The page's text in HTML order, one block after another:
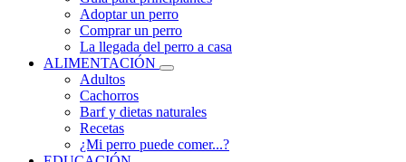
Adoptar un perro
Comprar un perro
La llegada del perro a casa
ALIMENTACIÓN
Adultos
Cachorros
Barf y dietas naturales
Recetas
¿Mi perro puede comer...?